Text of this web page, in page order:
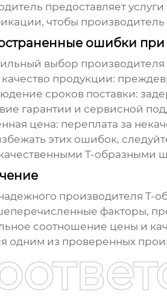
предоставляет
чтобы
ошибки
выбор производителя
продукции:
сроков поставки:
гарантии и сервисной
цена: переплата за
этих ошибок,
Т-образными
производителя Т-
факторы,
соотношение цены и
одним из проверенных